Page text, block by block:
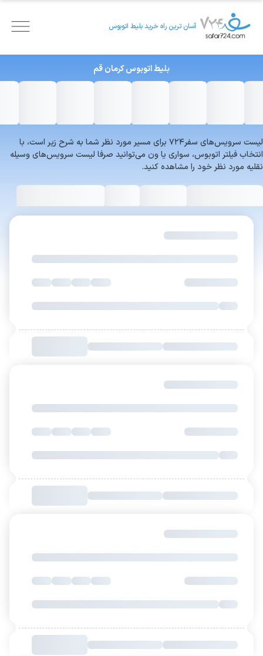
آسان ترین راه خرید بلیط اتوبوس
بلیط اتوبوسکرمانقم
لیست سرویس‌های سفر۷۲۴ برای مسیر مورد نظر شما به شرح زیر است، با
انتخاب فیلتر اتوبوس، سواری یا ون می‌توانید صرفا لیست سرویس‌های وسیله
نقلیه مورد نظر خود را مشاهده کنید.